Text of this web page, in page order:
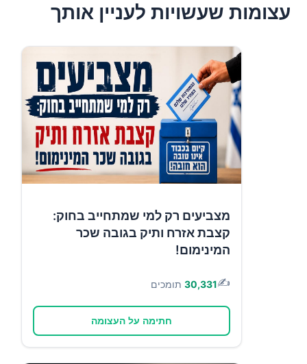
עצומות שעשויות לעניין אותך
מצביעים רק למי שמתחייב בחוק:
קצבת אזרח ותיק בגובה שכר
המינימום!
✍️
30,331 תומכים
חתימה על העצומה